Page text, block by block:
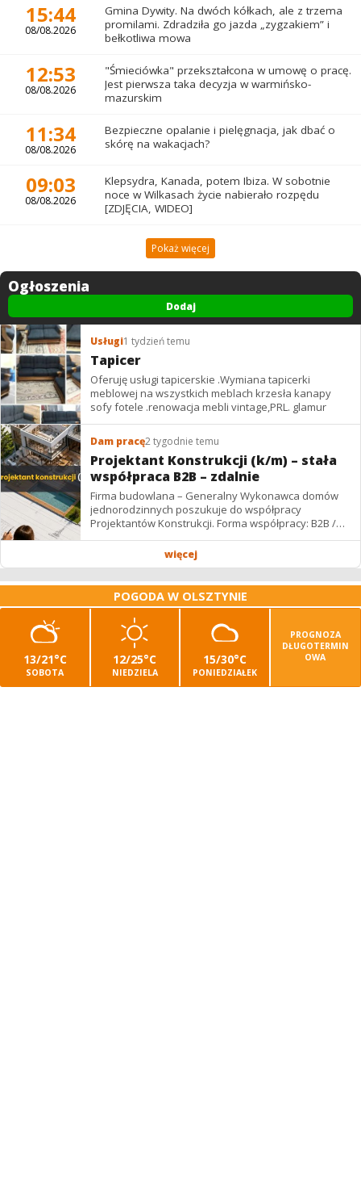
15:44
08/08.2026
Gmina Dywity. Na dwóch kółkach, ale z trzema
promilami. Zdradziła go jazda „zygzakiem” i
bełkotliwa mowa
12:53
08/08.2026
"Śmieciówka" przekształcona w umowę o pracę.
Jest pierwsza taka decyzja w warmińsko-
mazurskim
11:34
08/08.2026
Bezpieczne opalanie i pielęgnacja, jak dbać o
skórę na wakacjach?
09:03
08/08.2026
Klepsydra, Kanada, potem Ibiza. W sobotnie
noce w Wilkasach życie nabierało rozpędu
[ZDJĘCIA, WIDEO]
Pokaż więcej
Ogłoszenia
Dodaj
Usługi1 tydzień temu
Tapicer
Oferuję usługi tapicerskie .Wymiana tapicerki
meblowej na wszystkich meblach krzesła kanapy
sofy fotele .renowacja mebli vintage,PRL. glamur
Dam pracę2 tygodnie temu
Projektant Konstrukcji (k/m) – stała
współpraca B2B – zdalnie
Firma budowlana – Generalny Wykonawca domów
jednorodzinnych poszukuje do współpracy
Projektantów Konstrukcji. Forma współpracy: B2B /
podwykonawstwo – zdalnie. Wynagrodzenie: ✔
więcej
POGODA W OLSZTYNIE
13/21°C
SOBOTA
12/25°C
NIEDZIELA
15/30°C
PONIEDZIAŁEK
PROGNOZA
DŁUGOTERMIN
OWA